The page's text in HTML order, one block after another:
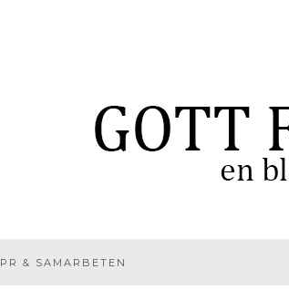
PR & SAMARBETEN